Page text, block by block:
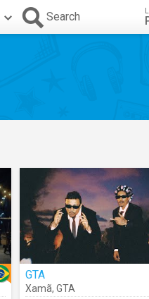
Search
GTA
Xamã, GTA